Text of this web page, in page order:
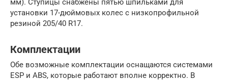
мм). Ступицы снабжены пятью шпильками для
установки 17-дюймовых колес с низкопрофильной
резиной 205/40 R17.
Комплектации
Обе возможные комплектации оснащаются системами
ESP и ABS, которые работают вполне корректно. В